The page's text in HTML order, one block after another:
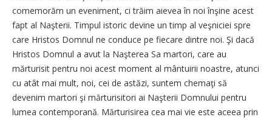
comemorăm un eveniment, ci trăim aievea în noi înşine acest
fapt al Naşterii. Timpul istoric devine un timp al veşniciei spre
care Hristos Domnul ne conduce pe fiecare dintre noi. Şi dacă
Hristos Domnul a avut la Naşterea Sa martori, care au
mărturisit pentru noi acest moment al mântuirii noastre, atunci
cu atât mai mult, noi, cei de astăzi, suntem chemaţi să
devenim martori şi mărturisitori ai Naşterii Domnului pentru
lumea contemporană. Mărturisirea cea mai vie este aceea prin